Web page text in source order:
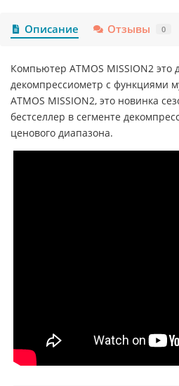
Описание Отзывы 0
Компьютер ATMOS MISSION2 это
декомпрессиометр с функциями
ATMOS MISSION2, это новинка
бестселлер в сегменте
ценового диапазона.